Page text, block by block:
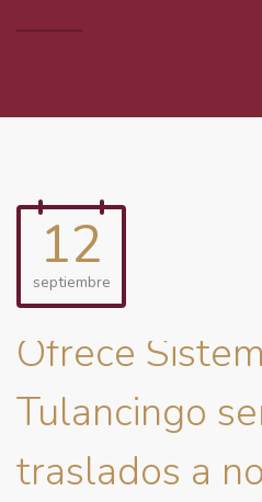
12
septiembre
Ofrece
Tulancingo
traslados a